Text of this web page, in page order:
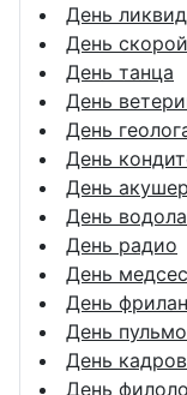
День
День
День танца
День
День
День
День
День
День радио
День
День
День
День
День